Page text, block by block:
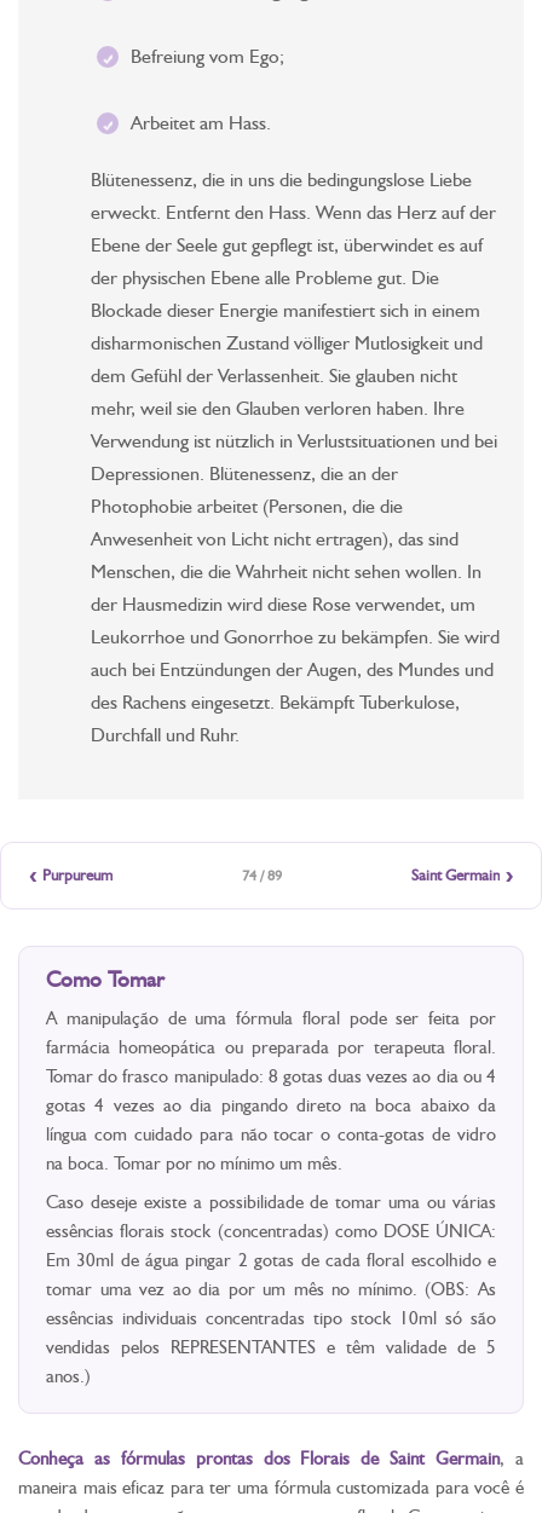
Befreiung vom Ego;
Arbeitet am Hass.
Blütenessenz, die in uns die bedingungslose Liebe
erweckt. Entfernt den Hass. Wenn das Herz auf der
Ebene der Seele gut gepflegt ist, überwindet es auf
der physischen Ebene alle Probleme gut. Die
Blockade dieser Energie manifestiert sich in einem
disharmonischen Zustand völliger Mutlosigkeit und
dem Gefühl der Verlassenheit. Sie glauben nicht
mehr, weil sie den Glauben verloren haben. Ihre
Verwendung ist nützlich in Verlustsituationen und bei
Depressionen. Blütenessenz, die an der
Photophobie arbeitet (Personen, die die
Anwesenheit von Licht nicht ertragen), das sind
Menschen, die die Wahrheit nicht sehen wollen. In
der Hausmedizin wird diese Rose verwendet, um
Leukorrhoe und Gonorrhoe zu bekämpfen. Sie wird
auch bei Entzündungen der Augen, des Mundes und
des Rachens eingesetzt. Bekämpft Tuberkulose,
Durchfall und Ruhr.
‹ Purpureum 74 / 89 Saint Germain ›
Como Tomar
A manipulação de uma fórmula floral pode ser feita por
farmácia homeopática ou preparada por terapeuta floral.
Tomar do frasco manipulado: 8 gotas duas vezes ao dia ou 4
gotas 4 vezes ao dia pingando direto na boca abaixo da
língua com cuidado para não tocar o conta-gotas de vidro
na boca. Tomar por no mínimo um mês.
Caso deseje existe a possibilidade de tomar uma ou várias
essências florais stock (concentradas) como DOSE ÚNICA:
Em 30ml de água pingar 2 gotas de cada floral escolhido e
tomar uma vez ao dia por um mês no mínimo. (OBS: As
essências individuais concentradas tipo stock 10ml só são
vendidas pelos REPRESENTANTES e têm validade de 5
anos.)
Conheça as fórmulas prontas dos Florais de Saint Germain, a
maneira mais eficaz para ter uma fórmula customizada para você é